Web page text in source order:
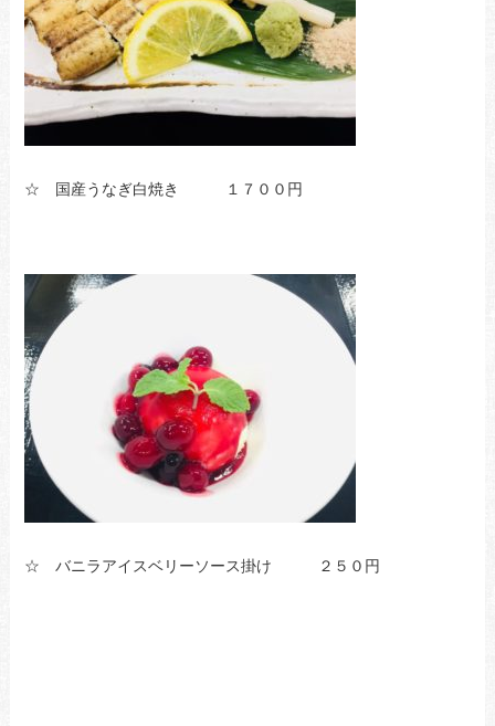
☆ 国産うなぎ白焼き １７００円
☆ バニラアイスベリーソース掛け ２５０円